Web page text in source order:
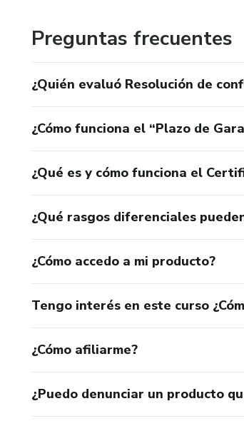
Preguntas frecuentes
¿Quién evaluó Resolución de
¿Cómo funciona el “Plazo de
¿Qué es y cómo funciona el
¿Qué rasgos diferenciales
¿Cómo accedo a mi producto?
Tengo interés en este curso
¿Cómo afiliarme?
¿Puedo denunciar un producto